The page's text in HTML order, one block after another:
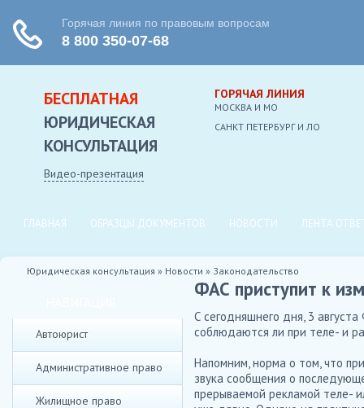
БЕСПЛАТНАЯ
ЮРИДИЧЕСКАЯ
КОНСУЛЬТАЦИЯ
Видео-презентация
ГОРЯЧАЯ ЛИНИЯ
МОСКВА И МО
CАНКТ ПЕТЕРБУРГ И ЛО
ГЛАВНАЯ ОБРАЗЦЫ ДОКУМЕНТОВ НОВОСТИ ЛЕНТА
Юридическая консультация » Новости » Законодательство
Автоюрист
Административное право
Жилищное право
ФАС приступит к
С сегодняшнего дня, 3
соблюдаются ли при теле- и
Напомним, норма о том, что
звука сообщения о
прерываемой рекламой теле-